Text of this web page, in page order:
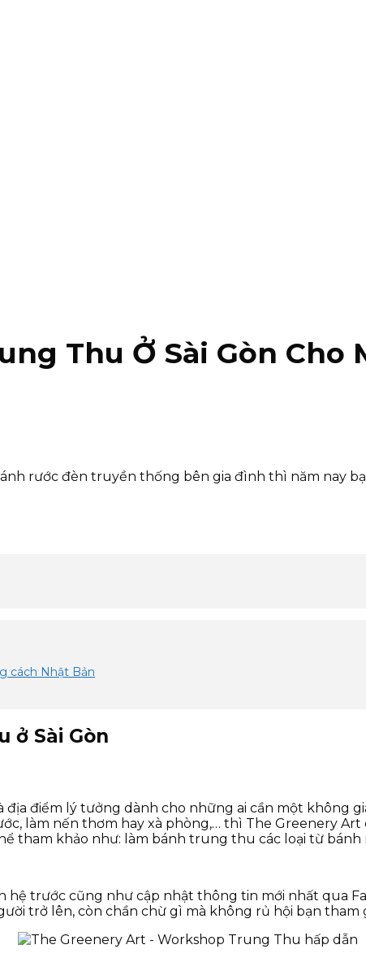
Thu Ở Sài Gòn Cho
rước đèn truyền thống bên gia đình thì năm nay
cách Nhật Bản
ở Sài Gòn
điểm lý tưởng dành cho những ai cần một không
làm nến thơm hay xà phòng,… thì The Greenery
tham khảo như: làm bánh trung thu các loại từ
hệ trước cũng như cập nhật thông tin mới nhất qua
trở lên, còn chần chừ gì mà không rủ hội bạn tham